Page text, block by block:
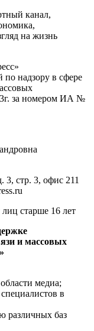
канал,
на жизнь
по надзору в сфере
за номером ИА №
3, стр. 3, офис 211
старше 16 лет
и массовых
медиа;
в
различных баз